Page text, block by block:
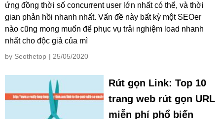
ứng đồng thời số concurrent user lớn nhất có thể, và thời
gian phản hồi nhanh nhất. Vấn đề này bất kỳ một SEOer
nào cũng mong muốn để phục vụ trải nghiệm load nhanh
nhất cho độc giả của mì
by Seothetop | 25/05/2020
Rút gọn Link: Top 10
trang web rút gọn URL
miễn phí phổ biến